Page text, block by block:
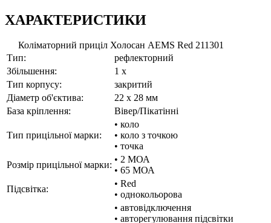
ХАРАКТЕРИСТИКИ
Коліматорний приціл Холосан AEMS Red 211301
Тип:
рефлекторний
Збільшення:
1 x
Тип корпусу:
закритий
Діаметр об'єктива:
22 x 28 мм
База кріплення:
Вівер/Пікатінні
Тип прицільної марки:
• коло
• коло з точкою
• точка
Розмір прицільної марки:
• 2 МОА
• 65 МОА
Підсвітка:
• Red
• однокольорова
• автовідключення
• авторегулювання підсвітки